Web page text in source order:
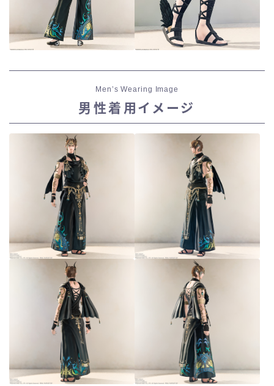
Men’s Wearing Image
男性着用イメージ